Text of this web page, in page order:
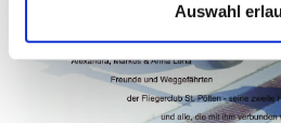
Auswahl